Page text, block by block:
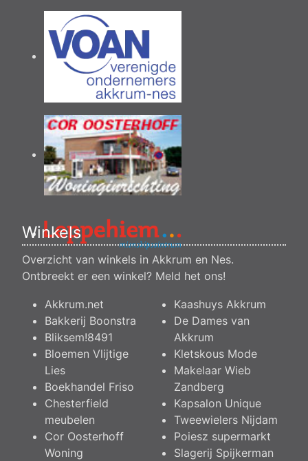
Winkels
Overzicht van winkels in Akkrum en Nes.
Ontbreekt er een winkel? Meld het ons!
Akkrum.net
Bakkerij Boonstra
Bliksem!8491
Bloemen Vlijtige
Lies
Boekhandel Friso
Chesterfield
meubelen
Cor Oosterhoff
Woning
Kaashuys Akkrum
De Dames van
Akkrum
Kletskous Mode
Makelaar Wieb
Zandberg
Kapsalon Unique
Tweewielers Nijdam
Poiesz supermarkt
Slagerij Spijkerman